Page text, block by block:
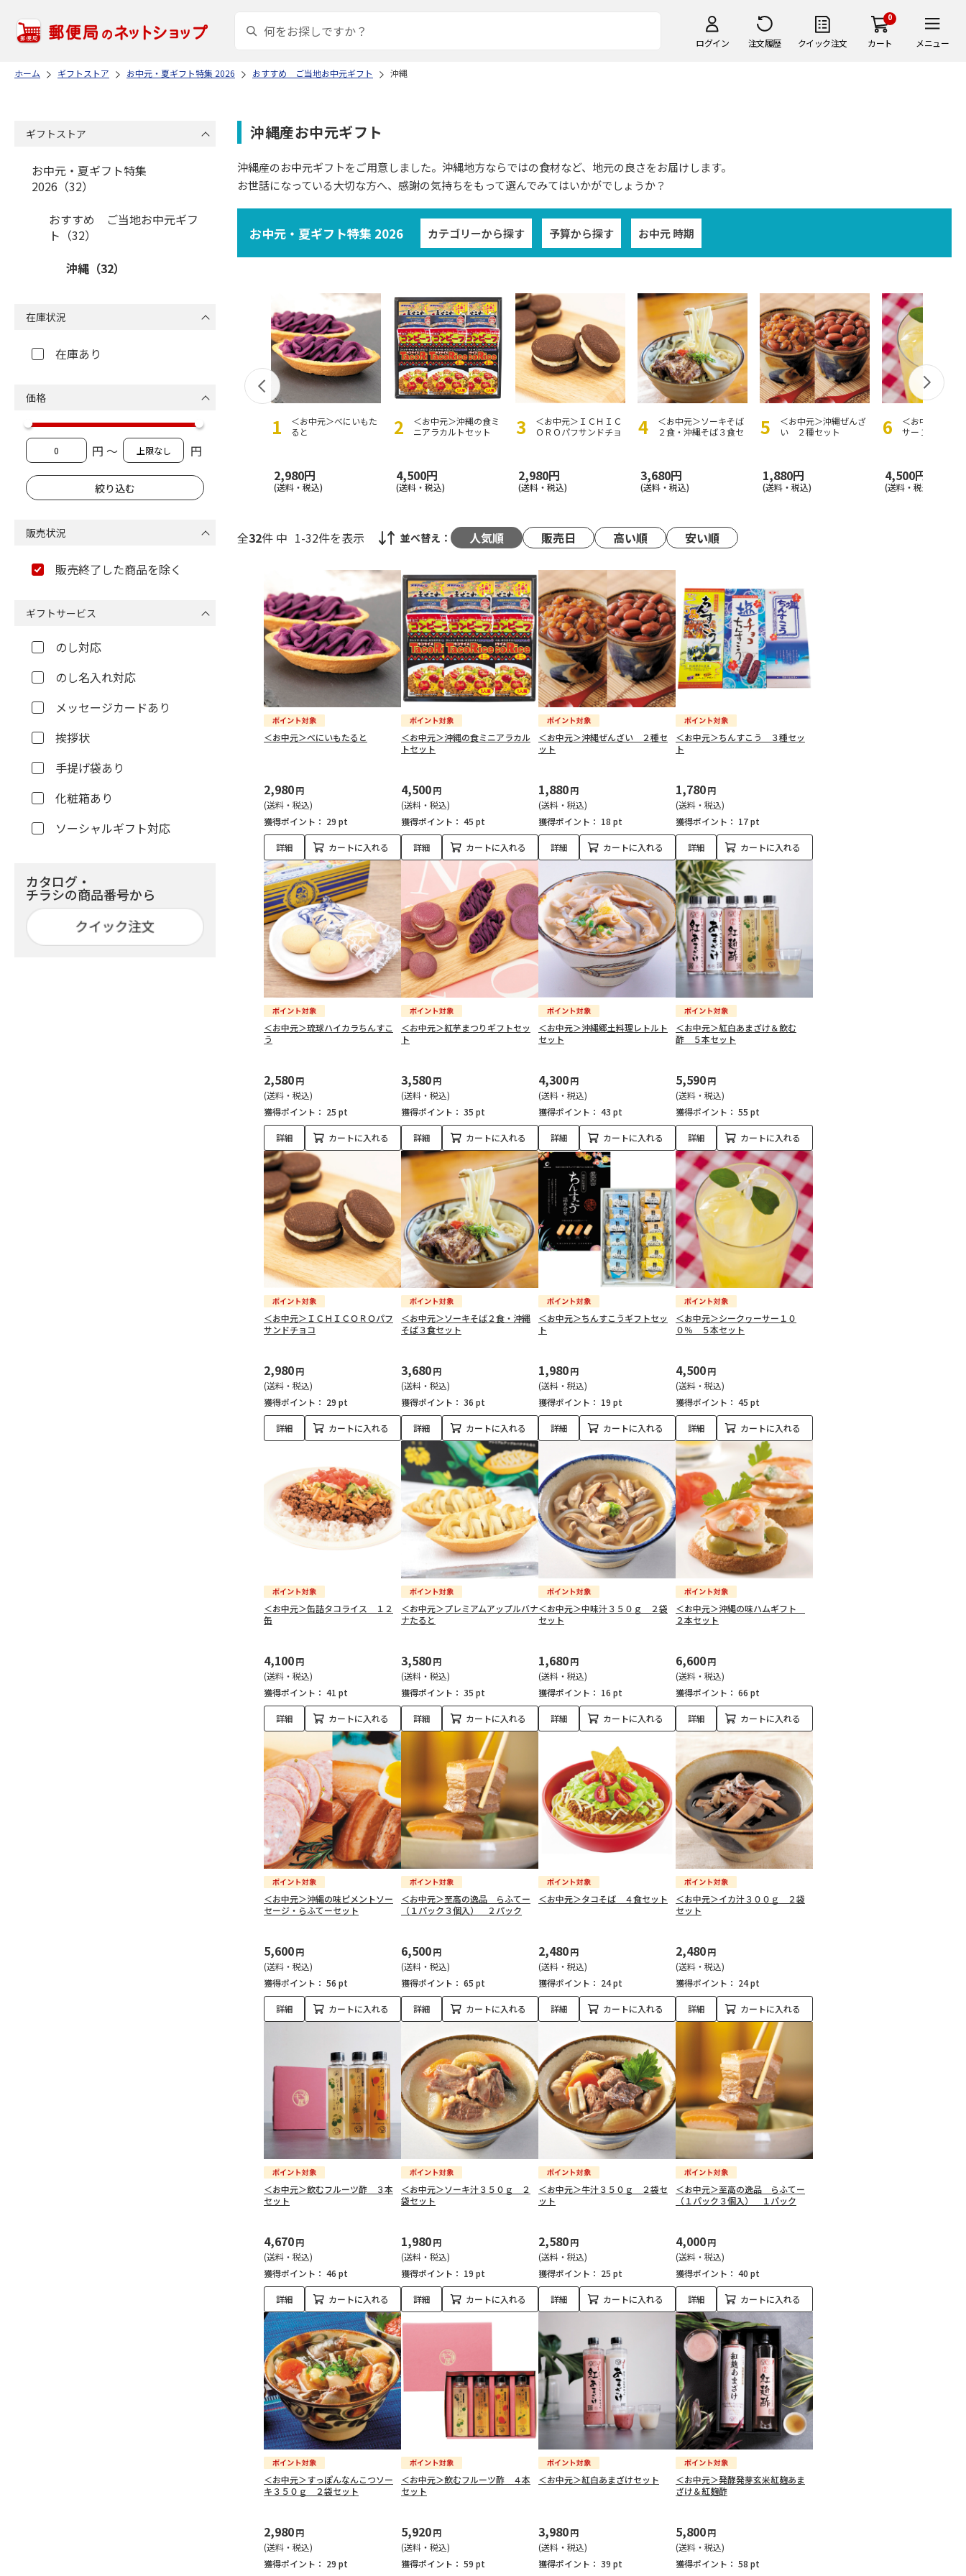
ログイン 注文履歴 クイック注文
0
カート メニュー
ホーム ギフトストア お中元・夏ギフト特集 2026 おすすめ ご当地お中元ギフト 沖縄
沖縄産お中元ギフト
沖縄産のお中元ギフトをご用意しました。沖縄地方ならではの食材など、地元の良さをお届けします。
お世話になっている大切な方へ、感謝の気持ちをもって選んでみてはいかがでしょうか？
お中元・夏ギフト特集 2026 カテゴリーから探す 予算から探す お中元 時期
＜お中元＞べにいもた
ると
2,980円
(送料・税込)
＜お中元＞沖縄の食ミ
ニアラカルトセット
4,500円
(送料・税込)
＜お中元＞ＩＣＨＩＣ
ＯＲＯパフサンドチョ
2,980円
(送料・税込)
＜お中元＞ソーキそば
２食・沖縄そば３食セ
3,680円
(送料・税込)
＜お中元＞沖縄ぜんざ
い ２種セット
1,880円
(送料・税込)
＜お中元＞シー
サー１００％
4,500円
(送料・税込)
全32件 中 1-32件を表示 並べ替え： 人気順 販売日 高い順 安い順
＜お中元＞べにいもたると
2,980円
(送料・税込)
獲得ポイント： 29 pt
詳細 カートに入れる
＜お中元＞沖縄の食ミニアラカル
トセット
4,500円
(送料・税込)
獲得ポイント： 45 pt
詳細 カートに入れる
＜お中元＞沖縄ぜんざい ２種セ
ット
1,880円
(送料・税込)
獲得ポイント： 18 pt
詳細 カートに入れる
＜お中元＞ちんすこう ３種セッ
ト
1,780円
(送料・税込)
獲得ポイント： 17 pt
詳細 カートに入れる
＜お中元＞琉球ハイカラちんすこ
う
2,580円
(送料・税込)
獲得ポイント： 25 pt
詳細 カートに入れる
＜お中元＞紅芋まつりギフトセッ
ト
3,580円
(送料・税込)
獲得ポイント： 35 pt
詳細 カートに入れる
＜お中元＞沖縄郷土料理レトルト
セット
4,300円
(送料・税込)
獲得ポイント： 43 pt
詳細 カートに入れる
＜お中元＞紅白あまざけ＆飲む
酢 ５本セット
5,590円
(送料・税込)
獲得ポイント： 55 pt
詳細 カートに入れる
＜お中元＞ＩＣＨＩＣＯＲＯパフ
サンドチョコ
2,980円
(送料・税込)
獲得ポイント： 29 pt
詳細 カートに入れる
＜お中元＞ソーキそば２食・沖縄
そば３食セット
3,680円
(送料・税込)
獲得ポイント： 36 pt
詳細 カートに入れる
＜お中元＞ちんすこうギフトセッ
ト
1,980円
(送料・税込)
獲得ポイント： 19 pt
詳細 カートに入れる
＜お中元＞シークヮーサー１０
０％ ５本セット
4,500円
(送料・税込)
獲得ポイント： 45 pt
詳細 カートに入れる
＜お中元＞缶詰タコライス １２
缶
4,100円
(送料・税込)
獲得ポイント： 41 pt
詳細 カートに入れる
＜お中元＞プレミアムアップルバナ
ナたると
3,580円
(送料・税込)
獲得ポイント： 35 pt
詳細 カートに入れる
＜お中元＞中味汁３５０ｇ ２袋
セット
1,680円
(送料・税込)
獲得ポイント： 16 pt
詳細 カートに入れる
＜お中元＞沖縄の味ハムギフト
２本セット
6,600円
(送料・税込)
獲得ポイント： 66 pt
詳細 カートに入れる
＜お中元＞沖縄の味ピメントソー
セージ・らふてーセット
5,600円
(送料・税込)
獲得ポイント： 56 pt
詳細 カートに入れる
＜お中元＞至高の逸品 らふてー
（１パック３個入） ２パック
6,500円
(送料・税込)
獲得ポイント： 65 pt
詳細 カートに入れる
＜お中元＞タコそば ４食セット
2,480円
(送料・税込)
獲得ポイント： 24 pt
詳細 カートに入れる
＜お中元＞イカ汁３００ｇ ２袋
セット
2,480円
(送料・税込)
獲得ポイント： 24 pt
詳細 カートに入れる
＜お中元＞飲むフルーツ酢 ３本
セット
4,670円
(送料・税込)
獲得ポイント： 46 pt
詳細 カートに入れる
＜お中元＞ソーキ汁３５０ｇ ２
袋セット
1,980円
(送料・税込)
獲得ポイント： 19 pt
詳細 カートに入れる
＜お中元＞牛汁３５０ｇ ２袋セ
ット
2,580円
(送料・税込)
獲得ポイント： 25 pt
詳細 カートに入れる
＜お中元＞至高の逸品 らふてー
（１パック３個入） １パック
4,000円
(送料・税込)
獲得ポイント： 40 pt
詳細 カートに入れる
＜お中元＞すっぽんなんこつソー
キ３５０ｇ ２袋セット
2,980円
(送料・税込)
獲得ポイント： 29 pt
＜お中元＞飲むフルーツ酢 ４本
セット
5,920円
(送料・税込)
獲得ポイント： 59 pt
＜お中元＞紅白あまざけセット
3,980円
(送料・税込)
獲得ポイント： 39 pt
＜お中元＞発酵発芽玄米紅麹あま
ざけ＆紅麹酢
5,800円
(送料・税込)
獲得ポイント： 58 pt
ギフトストア
お中元・夏ギフト特集
2026（32）
おすすめ ご当地お中元ギフ
ト（32）
沖縄（32）
在庫状況
在庫あり
価格
円 ～ 円
販売状況
販売終了した商品を除く
ギフトサービス
のし対応
のし名入れ対応
メッセージカードあり
挨拶状
手提げ袋あり
化粧箱あり
ソーシャルギフト対応
カタログ・
チラシの商品番号から